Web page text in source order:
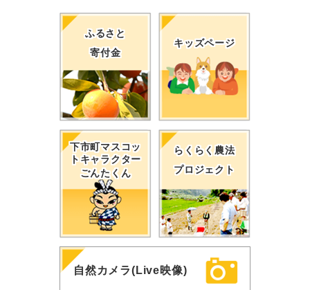
ふるさと
寄付金
キッズページ
下市町マスコッ
トキャラクター
ごんたくん
らくらく農法
プロジェクト
自然カメラ(Live映像)